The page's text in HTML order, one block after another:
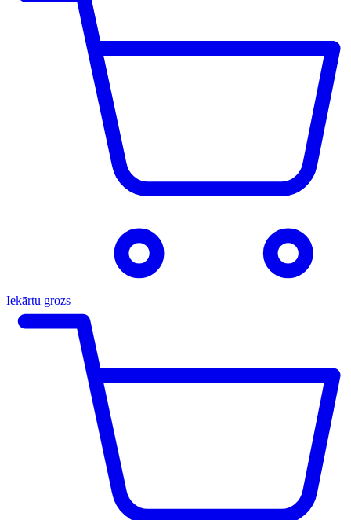
Iekārtu grozs